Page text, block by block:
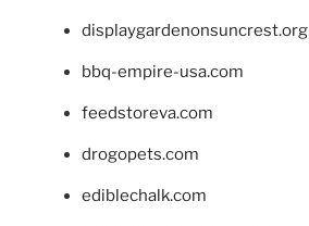
displaygardenonsuncrest.org
bbq-empire-usa.com
feedstoreva.com
drogopets.com
ediblechalk.com